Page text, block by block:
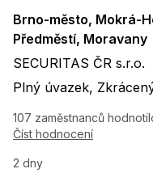
Lokalita:
Brno-město, Mokrá-
Předměstí, Moravany
Název firmy:
SECURITAS ČR s.r.o.
Typ úvazku:
Plný úvazek,
107 zaměstnanců
Číst hodnocení
2 dny